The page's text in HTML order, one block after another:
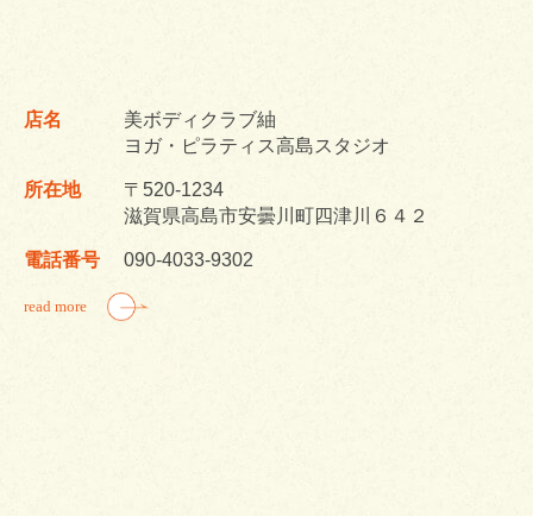
店名
美ボディクラブ紬
ヨガ・ピラティス高島スタジオ
所在地
〒520-1234
滋賀県高島市安曇川町四津川６４２
電話番号 090-4033-9302
read more